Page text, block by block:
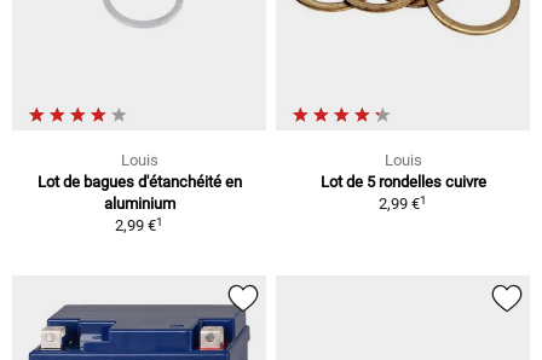
Louis
Lot de bagues d'étanchéité en
aluminium
2,99 €1
Louis
Lot de 5 rondelles cuivre
2,99 €1